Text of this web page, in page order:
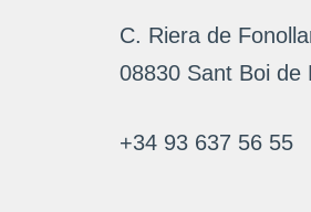
C. Riera de
08830 Sant Boi de
+34 93 637 56 55